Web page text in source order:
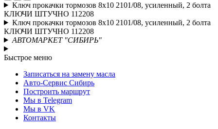
Ключ прокачки тормозов 8x10 2101/08, усиленный, 2 болта
КЛЮЧИ ШТУЧНО 112208
Ключ прокачки тормозов 8x10 2101/08, усиленный, 2 болта
КЛЮЧИ ШТУЧНО 112208
АВТОМАРКЕТ "СИБИРЬ"
Быстрое меню
Записаться на замену масла
Авто-Сервис Сибирь
Построить маршрут
Мы в Telegram
Мы в VK
Контакты